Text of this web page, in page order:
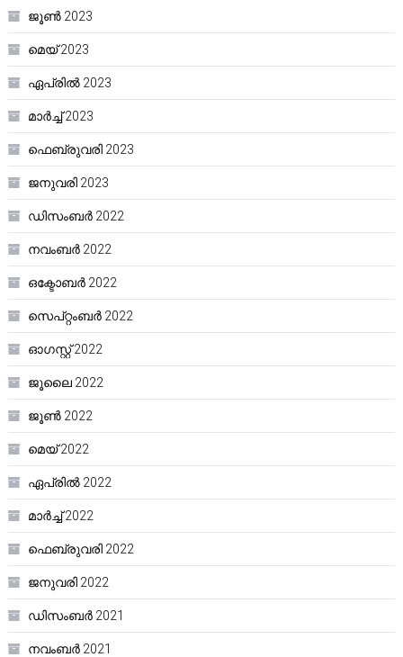
ജൂൺ 2023
മെയ്‌ 2023
ഏപ്രിൽ 2023
മാർച്ച്‌ 2023
ഫെബ്രുവരി 2023
ജനുവരി 2023
ഡിസംബർ 2022
നവംബർ 2022
ഒക്ടോബർ 2022
സെപ്റ്റംബർ 2022
ഓഗസ്റ്റ്‌ 2022
ജൂലൈ 2022
ജൂൺ 2022
മെയ്‌ 2022
ഏപ്രിൽ 2022
മാർച്ച്‌ 2022
ഫെബ്രുവരി 2022
ജനുവരി 2022
ഡിസംബർ 2021
നവംബർ 2021